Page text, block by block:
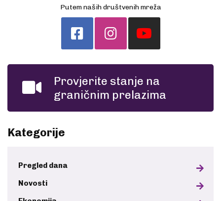
Putem naših društvenih mreža
Provjerite stanje na
graničnim prelazima
Kategorije
Pregled dana
Novosti